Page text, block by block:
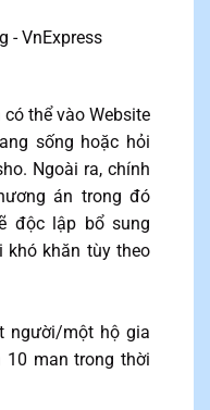
thể vào Website
sống hoặc hỏi
Ngoài ra, chính
án trong đó
độc lập bổ sung
khó khăn tùy theo
người/một hộ gia
10 man trong thời